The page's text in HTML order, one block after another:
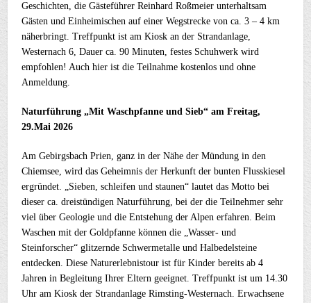
Geschichten, die Gästeführer Reinhard Roßmeier unterhaltsam
Gästen und Einheimischen auf einer Wegstrecke von ca. 3 – 4 km
näherbringt. Treffpunkt ist am Kiosk an der Strandanlage,
Westernach 6, Dauer ca. 90 Minuten, festes Schuhwerk wird
empfohlen! Auch hier ist die Teilnahme kostenlos und ohne
Anmeldung.
Naturführung „Mit Waschpfanne und Sieb“ am Freitag,
29.Mai 2026
Am Gebirgsbach Prien, ganz in der Nähe der Mündung in den
Chiemsee, wird das Geheimnis der Herkunft der bunten Flusskiesel
ergründet. „Sieben, schleifen und staunen“ lautet das Motto bei
dieser ca. dreistündigen Naturführung, bei der die Teilnehmer sehr
viel über Geologie und die Entstehung der Alpen erfahren. Beim
Waschen mit der Goldpfanne können die „Wasser- und
Steinforscher“ glitzernde Schwermetalle und Halbedelsteine
entdecken. Diese Naturerlebnistour ist für Kinder bereits ab 4
Jahren in Begleitung Ihrer Eltern geeignet. Treffpunkt ist um 14.30
Uhr am Kiosk der Strandanlage Rimsting-Westernach. Erwachsene